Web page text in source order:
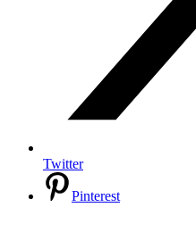
Twitter
Pinterest